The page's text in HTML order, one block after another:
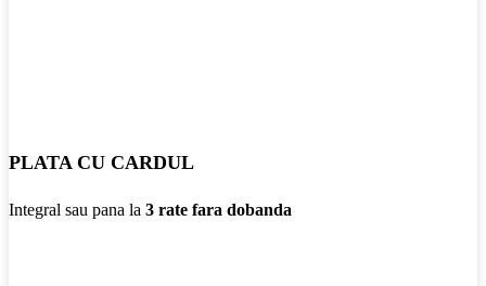
PLATA CU CARDUL
Integral sau pana la 3 rate fara dobanda